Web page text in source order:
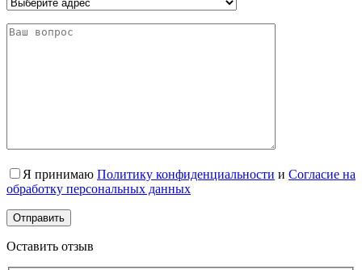
Я принимаю Политику конфиденциальности и Согласие на
обработку персональных данных
Оставить отзыв